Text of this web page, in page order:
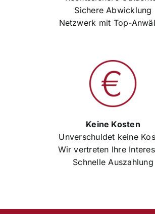
Sichere Abwicklung
Netzwerk mit Top-
Keine Kosten
Unverschuldet keine
Wir vertreten Ihre
Schnelle Auszahlung